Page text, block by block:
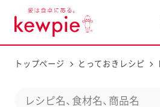
トップページ とっておきレシピ